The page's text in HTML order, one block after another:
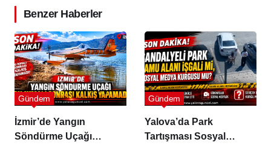
Benzer Haberler
İzmir’de Yangın
Söndürme Uçağı
Gündem
Yalova’da Park
Tartışması Sosyal
Gündem